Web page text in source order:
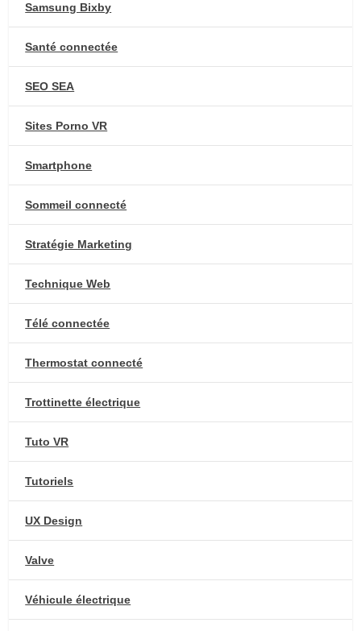
Samsung Bixby
Santé connectée
SEO SEA
Sites Porno VR
Smartphone
Sommeil connecté
Stratégie Marketing
Technique Web
Télé connectée
Thermostat connecté
Trottinette électrique
Tuto VR
Tutoriels
UX Design
Valve
Véhicule électrique